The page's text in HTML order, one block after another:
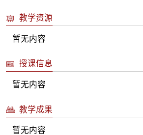
教学资源
暂无内容
授课信息
暂无内容
教学成果
暂无内容